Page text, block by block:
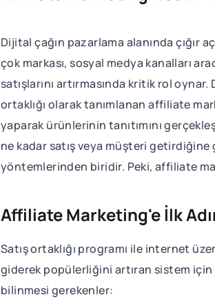
Dijital çağın pazarlama alanında çığır
çok markası, sosyal medya kanalları
satışlarını artırmasında kritik rol
ortaklığı olarak tanımlanan affiliate
yaparak ürünlerinin tanıtımını
ne kadar satış veya müşteri
yöntemlerinden biridir. Peki, affiliate
Affiliate Marketing'e İlk
Satış ortaklığı programı ile internet
giderek popülerliğini artıran sistem için
bilinmesi gerekenler: